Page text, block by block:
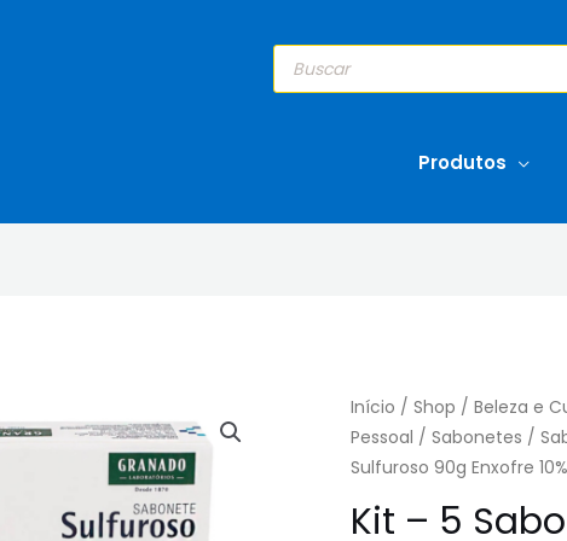
Pesquisar
produtos
Produtos
Início /Shop /Beleza e
Pessoal /Sabonetes /
Sulfuroso 90g Enxofre
Kit – 5